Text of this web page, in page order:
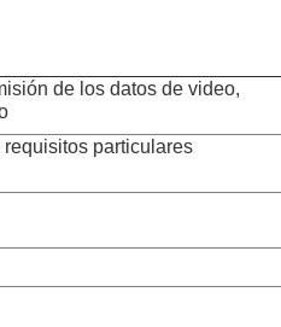
de los datos de video,
particulares